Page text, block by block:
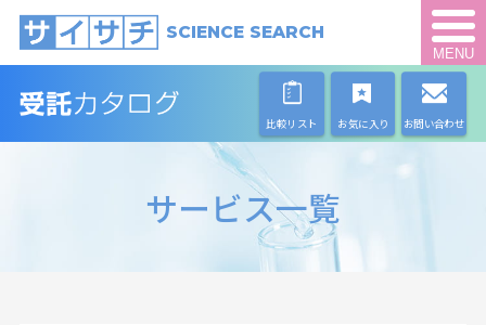
SCIENCE SEARCH
MENU
比較リスト お気に入り お問い合わせ
サービス一覧